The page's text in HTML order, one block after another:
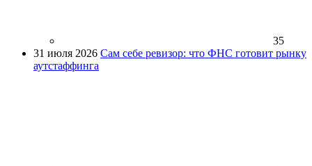
35
31 июля 2026 Сам себе ревизор: что ФНС готовит рынку
аутстаффинга